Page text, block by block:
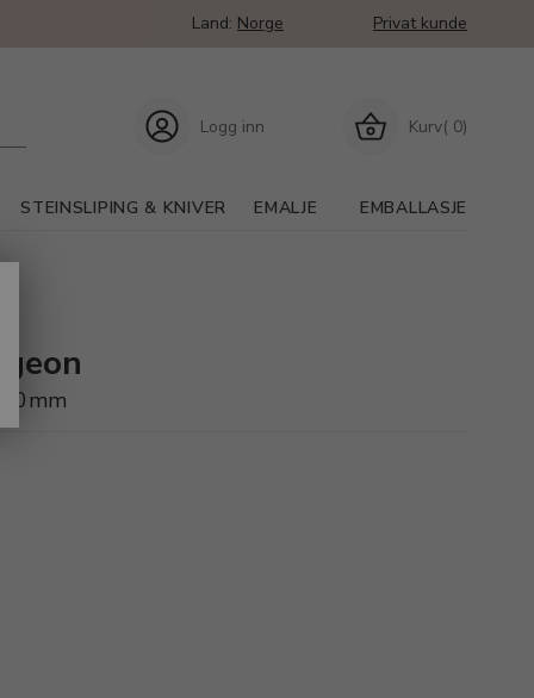
Land: Norge Privat kunde
Kurv( 0)
Logg inn
STEINSLIPING & KNIVER EMALJE EMBALLASJE